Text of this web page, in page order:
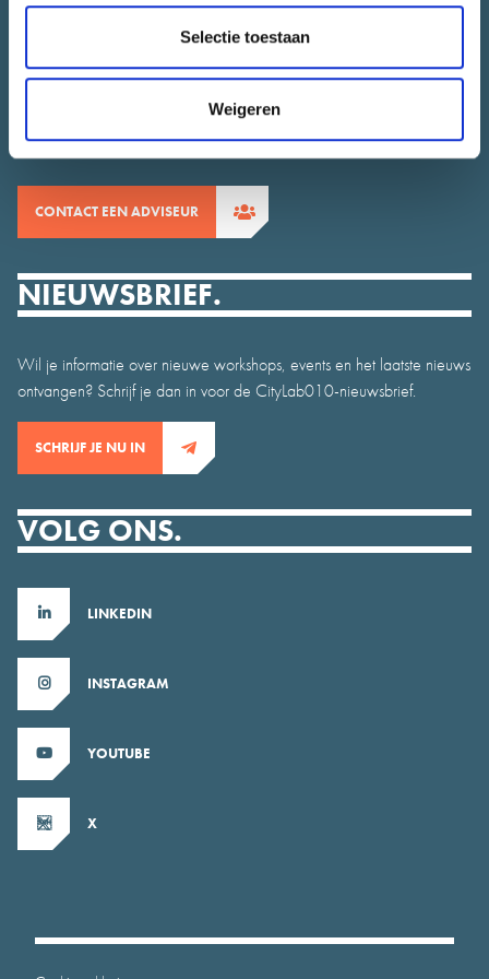
Selectie toestaan
Weigeren
Heb je vragen over CityLab010 of wil je jouw initiatief bespreken.
CONTACT EEN ADVISEUR
NIEUWSBRIEF.
Wil je informatie over nieuwe workshops, events en het laatste nieuws
ontvangen? Schrijf je dan in voor de CityLab010-nieuwsbrief.
SCHRIJF JE NU IN
VOLG ONS.
LINKEDIN
INSTAGRAM
YOUTUBE
X